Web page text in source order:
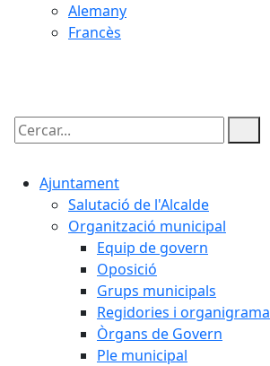
Alemany
Francès
Cercar:
Ajuntament
Salutació de l'Alcalde
Organització municipal
Equip de govern
Oposició
Grups municipals
Regidories i organigrama
Òrgans de Govern
Ple municipal